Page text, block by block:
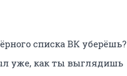
списка ВК уберёшь?
уже, как ты выглядишь